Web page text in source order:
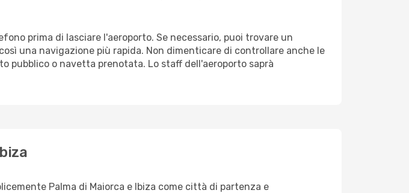
prima di lasciare l'aeroporto. Se necessario, puoi trovare un
una navigazione più rapida. Non dimenticare di controllare anche le
pubblico o navetta prenotata. Lo staff dell'aeroporto saprà
Palma di Maiorca e Ibiza come città di partenza e